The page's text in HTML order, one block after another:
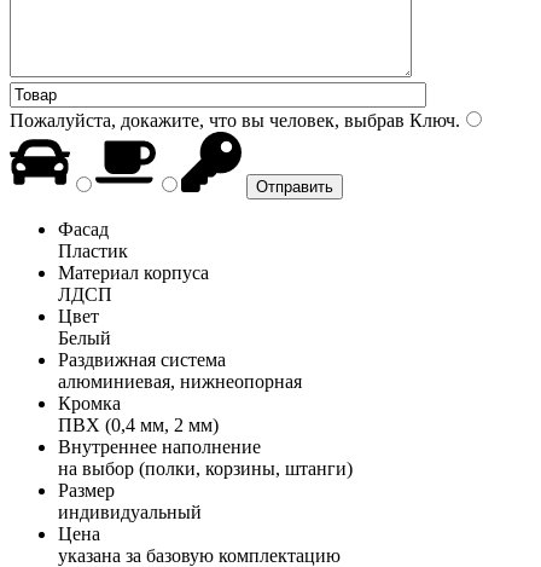
Пожалуйста, докажите, что вы человек, выбрав Ключ.
Фасад
Пластик
Материал корпуса
ЛДСП
Цвет
Белый
Раздвижная система
алюминиевая, нижнеопорная
Кромка
ПВХ (0,4 мм, 2 мм)
Внутреннее наполнение
на выбор (полки, корзины, штанги)
Размер
индивидуальный
Цена
указана за базовую комплектацию